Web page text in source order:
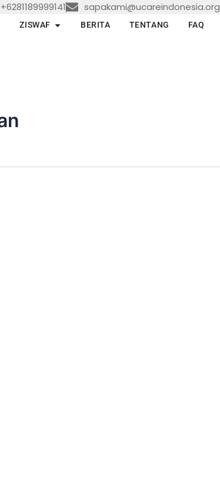
+6281189999141 sapakami@ucareindonesia.org
LAYANAN
ZISWAF Open ZISWAF
BERITA TENTANG FAQ